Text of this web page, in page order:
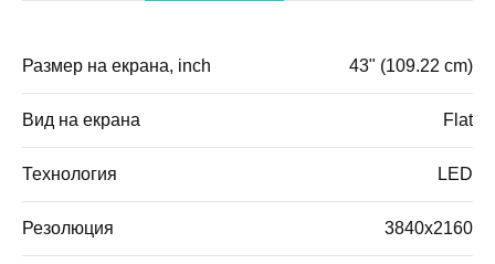
Размер на екрана, inch 43" (109.22 cm)
Вид на екрана Flat
Технология LED
Резолюция 3840x2160